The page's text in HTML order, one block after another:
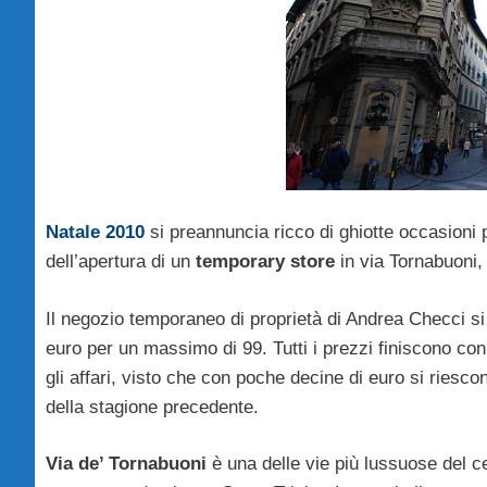
Natale 2010 si preannuncia ricco di ghiotte occasioni
dell’apertura di un temporary store in via
Il negozio temporaneo di proprietà di Andrea Checci
euro per un massimo di 99. Tutti i prezzi finiscono
gli affari, visto che con poche decine di euro si
della stagione precedente.
Via de’ Tornabuoni è una delle vie più lussuose del